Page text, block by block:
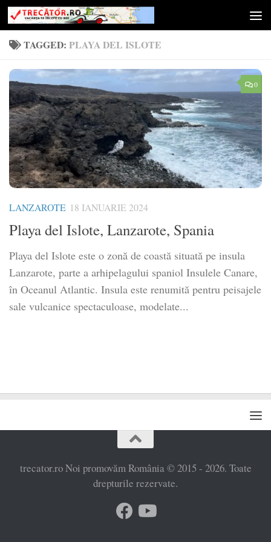
Skip to content
TAGGED: PLAYA DEL ISLOTE
0
LANZAROTE 18 IANUARIE 2024
Playa del Islote, Lanzarote, Spania
Playa del Islote este o zonă de coastă situată pe insula
Lanzarote, parte a arhipelagului spaniol Insulele Canare,
în Oceanul Atlantic. Insula este renumită pentru peisajele
sale vulcanice spectaculoase, modelate...
trecator.ro Noi promovăm România © 2015 - 2026. Toate
drepturile rezervate.